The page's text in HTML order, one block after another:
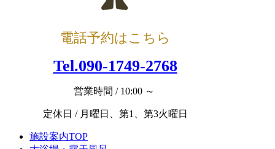
電話予約はこちら
Tel.090-1749-2768
営業時間 / 10:00 ～
定休日 / 月曜日、第1、第3火曜日
施設案内TOP